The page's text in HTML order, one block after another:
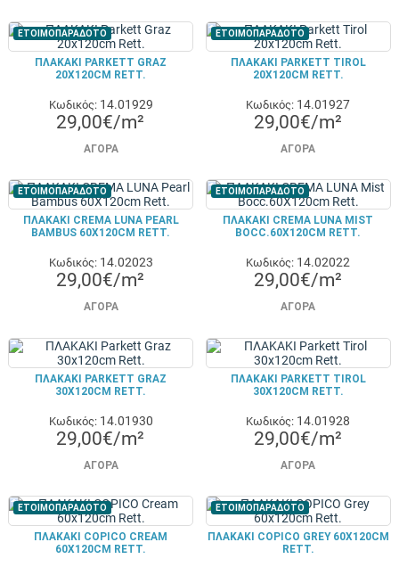
ΕΤΟΙΜΟΠΑΡΑΔΟΤΟ
ΠΛΑΚΑΚΙ PARKETT GRAZ
20X120CM RETT.
Κωδικός: 14.01929
29,00€/m²
ΑΓΟΡΆ
ΕΤΟΙΜΟΠΑΡΑΔΟΤΟ
ΠΛΑΚΑΚΙ PARKETT TIROL
20X120CM RETT.
Κωδικός: 14.01927
29,00€/m²
ΑΓΟΡΆ
ΕΤΟΙΜΟΠΑΡΑΔΟΤΟ
ΠΛΑΚΑΚΙ CREMA LUNA PEARL
BAMBUS 60X120CM RETT.
Κωδικός: 14.02023
29,00€/m²
ΑΓΟΡΆ
ΕΤΟΙΜΟΠΑΡΑΔΟΤΟ
ΠΛΑΚΑΚΙ CREMA LUNA MIST
BOCC.60X120CM RETT.
Κωδικός: 14.02022
29,00€/m²
ΑΓΟΡΆ
ΠΛΑΚΑΚΙ PARKETT GRAZ
30X120CM RETT.
Κωδικός: 14.01930
29,00€/m²
ΑΓΟΡΆ
ΠΛΑΚΑΚΙ PARKETT TIROL
30X120CM RETT.
Κωδικός: 14.01928
29,00€/m²
ΑΓΟΡΆ
ΕΤΟΙΜΟΠΑΡΑΔΟΤΟ
ΠΛΑΚΑΚΙ COPICO CREAM
60X120CM RETT.
ΕΤΟΙΜΟΠΑΡΑΔΟΤΟ
ΠΛΑΚΑΚΙ COPICO GREY 60X120CM
RETT.